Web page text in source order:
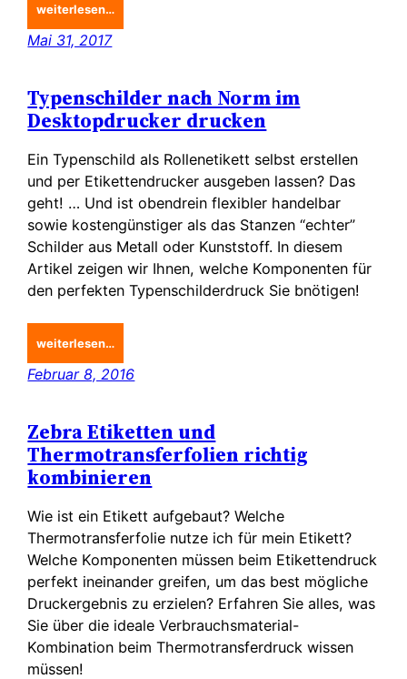
weiterlesen…
Mai 31, 2017
Typenschilder nach Norm im
Desktopdrucker drucken
Ein Typenschild als Rollenetikett selbst erstellen
und per Etikettendrucker ausgeben lassen? Das
geht! … Und ist obendrein flexibler handelbar
sowie kostengünstiger als das Stanzen “echter”
Schilder aus Metall oder Kunststoff. In diesem
Artikel zeigen wir Ihnen, welche Komponenten für
den perfekten Typenschilderdruck Sie bnötigen!
weiterlesen…
Februar 8, 2016
Zebra Etiketten und
Thermotransferfolien richtig
kombinieren
Wie ist ein Etikett aufgebaut? Welche
Thermotransferfolie nutze ich für mein Etikett?
Welche Komponenten müssen beim Etikettendruck
perfekt ineinander greifen, um das best mögliche
Druckergebnis zu erzielen? Erfahren Sie alles, was
Sie über die ideale Verbrauchsmaterial-
Kombination beim Thermotransferdruck wissen
müssen!